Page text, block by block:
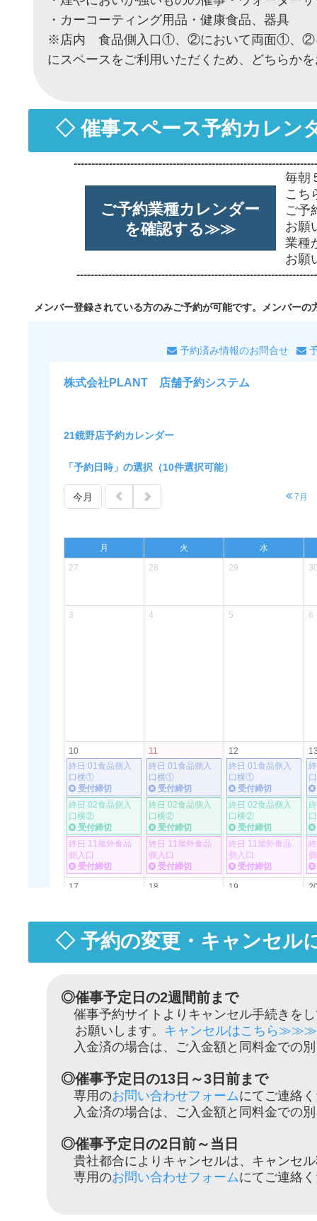
・カーコーティング用品・健康食品、器具
※店内 食品側入口①、②において両面①、②を
にスペースをご利用いただくため、どちらか
◇ 予約の変更・キャンセル
◎催事予定日の2週間前まで
催事予約サイトよりキャンセル手続きを
お願いします。 キャンセルはこちら≫≫≫
入金済の場合は、ご入金額と同料金での
◎催事予定日の13日～3日前まで
専用のお問い合わせフォームにてご連絡
入金済の場合は、ご入金額と同料金での
◎催事予定日の2日前～当日
貴社都合によりキャンセルは、キャンセ
専用のお問い合わせフォームにてご連絡
◇ 催事スペース予約カレン
ご予約業種カレンダー
を確認する≫≫
毎朝
こち
ご予
お願
業種
お願
メンバー登録されている方のみご予約が可能です。メンバー